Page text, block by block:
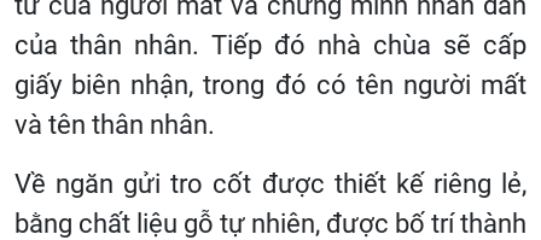
của thân nhân. Tiếp đó nhà chùa sẽ cấp
giấy biên nhận, trong đó có tên người mất
và tên thân nhân.
Về ngăn gửi tro cốt được thiết kế riêng lẻ,
bằng chất liệu gỗ tự nhiên, được bố trí thành